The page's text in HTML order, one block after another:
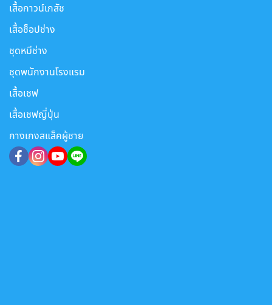
เสื้อกาวน์เภสัช
เสื้อช็อปช่าง
ชุดหมีช่าง
ชุดพนักงานโรงแรม
เสื้อเชฟ
เสื้อเชฟญี่ปุ่น
กางเกงสแล็คผู้ชาย